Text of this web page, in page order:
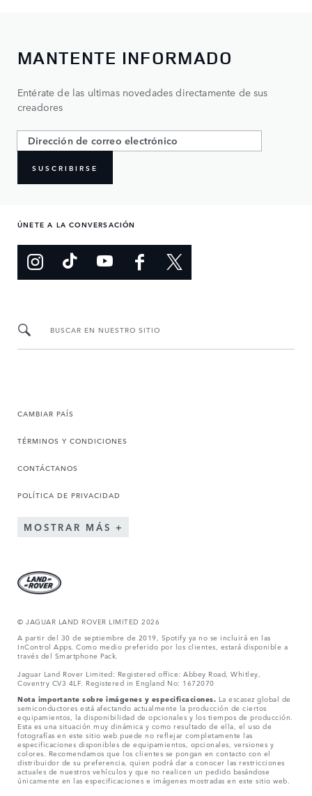
MANTENTE INFORMADO
Entérate de las ultimas novedades directamente de sus
creadores
SUSCRIBIRSE
ÚNETE A LA CONVERSACIÓN
BUSCAR EN NUESTRO SITIO
CAMBIAR PAÍS
TÉRMINOS Y CONDICIONES
CONTÁCTANOS
POLÍTICA DE PRIVACIDAD
MOSTRAR MÁS
© JAGUAR LAND ROVER LIMITED 2026
A partir del 30 de septiembre de 2019, Spotify ya no se incluirá en las
InControl Apps. Como medio preferido por los clientes, estará disponible a
través del Smartphone Pack.
Jaguar Land Rover Limited: Registered office: Abbey Road, Whitley,
Coventry CV3 4LF. Registered in England No: 1672070
Nota importante sobre imágenes y especificaciones. La escasez global de
semiconductores está afectando actualmente la producción de ciertos
equipamientos, la disponibilidad de opcionales y los tiempos de producción.
Esta es una situación muy dinámica y como resultado de ella, el uso de
fotografías en este sitio web puede no reflejar completamente las
especificaciones disponibles de equipamientos, opcionales, versiones y
colores. Recomendamos que los clientes se pongan en contacto con el
distribuidor de su preferencia, quien podrá dar a conocer las restricciones
actuales de nuestros vehículos y que no realicen un pedido basándose
únicamente en las especificaciones e imágenes mostradas en este sitio web.